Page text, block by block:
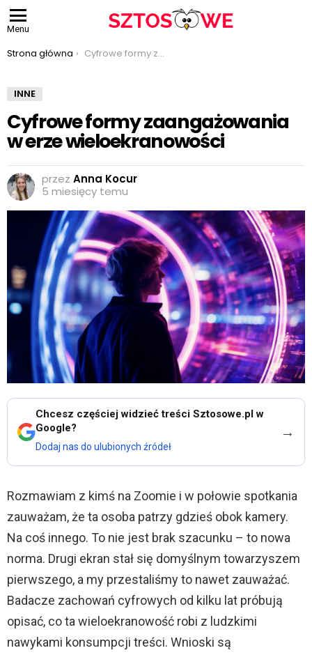
Menu
Jesteś tutaj:
Strona główna Cyfrowe formy zaangażowania w erze wieloekranowości
INNE
Cyfrowe formy zaangażowania
w erze wieloekranowości
przez Anna Kocur
5 miesięcy temu
Chcesz częściej widzieć treści Sztosowe.pl w
Google?
Dodaj nas do ulubionych źródeł
→
Rozmawiam z kimś na Zoomie i w połowie spotkania
zauważam, że ta osoba patrzy gdzieś obok kamery.
Na coś innego. To nie jest brak szacunku – to nowa
norma. Drugi ekran stał się domyślnym towarzyszem
pierwszego, a my przestaliśmy to nawet zauważać.
Badacze zachowań cyfrowych od kilku lat próbują
opisać, co ta wieloekranowość robi z ludzkimi
nawykami konsumpcji treści. Wnioski są